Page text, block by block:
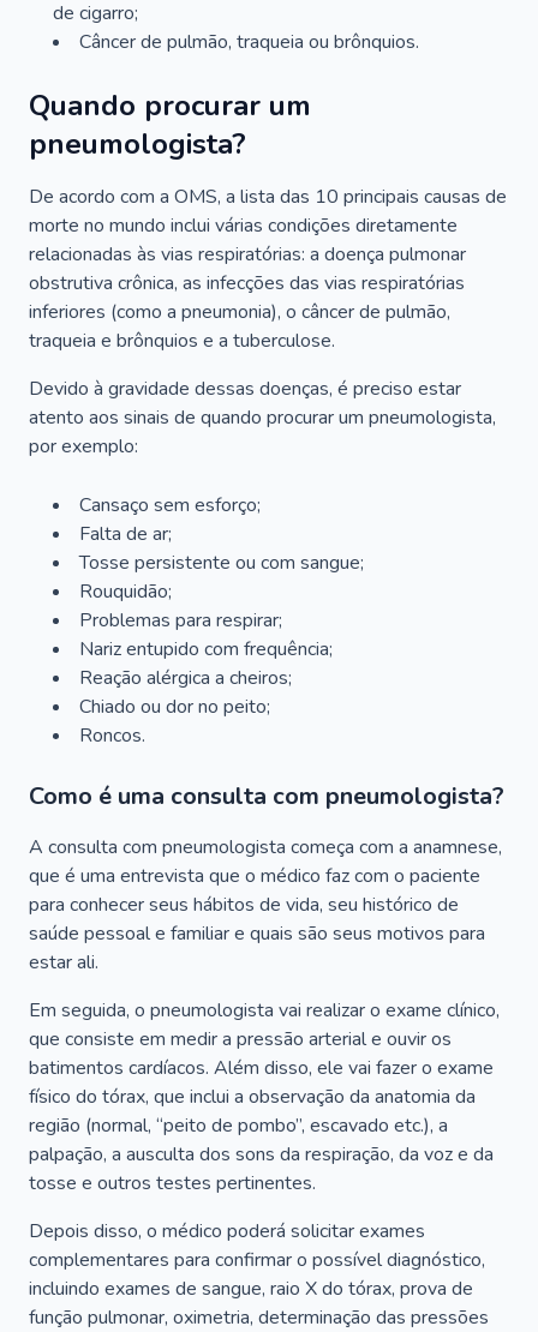
de cigarro;
Câncer de pulmão, traqueia ou brônquios.
Quando procurar um
pneumologista?
De acordo com a OMS, a lista das 10 principais causas de
morte no mundo inclui várias condições diretamente
relacionadas às vias respiratórias: a doença pulmonar
obstrutiva crônica, as infecções das vias respiratórias
inferiores (como a pneumonia), o câncer de pulmão,
traqueia e brônquios e a tuberculose.
Devido à gravidade dessas doenças, é preciso estar
atento aos sinais de quando procurar um pneumologista,
por exemplo:
Cansaço sem esforço;
Falta de ar;
Tosse persistente ou com sangue;
Rouquidão;
Problemas para respirar;
Nariz entupido com frequência;
Reação alérgica a cheiros;
Chiado ou dor no peito;
Roncos.
Como é uma consulta com pneumologista?
A consulta com pneumologista começa com a anamnese,
que é uma entrevista que o médico faz com o paciente
para conhecer seus hábitos de vida, seu histórico de
saúde pessoal e familiar e quais são seus motivos para
estar ali.
Em seguida, o pneumologista vai realizar o exame clínico,
que consiste em medir a pressão arterial e ouvir os
batimentos cardíacos. Além disso, ele vai fazer o exame
físico do tórax, que inclui a observação da anatomia da
região (normal, “peito de pombo”, escavado etc.), a
palpação, a ausculta dos sons da respiração, da voz e da
tosse e outros testes pertinentes.
Depois disso, o médico poderá solicitar exames
complementares para confirmar o possível diagnóstico,
incluindo exames de sangue, raio X do tórax, prova de
função pulmonar, oximetria, determinação das pressões